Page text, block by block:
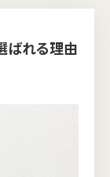
ばれる理由